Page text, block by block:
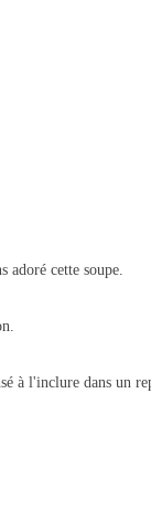
adoré cette soupe.
à l'inclure dans un